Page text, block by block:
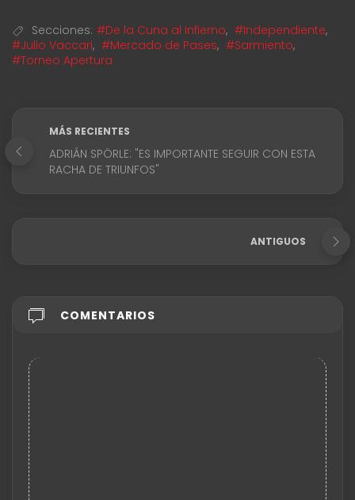
Secciones: #De la Cuna al Infierno, #Independiente,
#Julio Vaccari, #Mercado de Pases, #Sarmiento,
#Torneo Apertura
MÁS RECIENTES
ADRIÁN SPÖRLE: "ES IMPORTANTE SEGUIR CON ESTA
RACHA DE TRIUNFOS"
ANTIGUOS
COMENTARIOS